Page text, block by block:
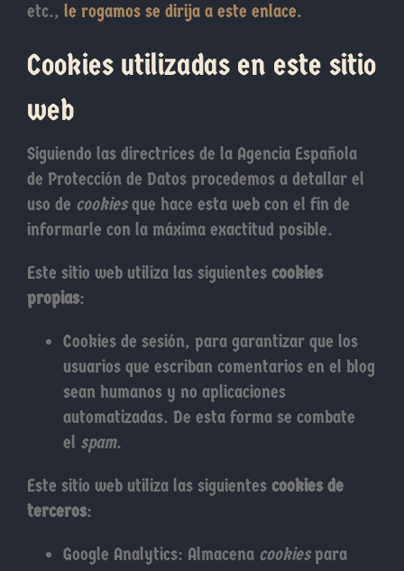
etc., le rogamos se dirija a este enlace.
Cookies utilizadas en este sitio
web
Siguiendo las directrices de la Agencia Española
de Protección de Datos procedemos a detallar el
uso de cookiesque hace esta web con el fin de
informarle con la máxima exactitud posible.
Este sitio web utiliza las siguientes cookies
propias:
Cookies de sesión, para garantizar que los
usuarios que escriban comentarios en el blog
sean humanos y no aplicaciones
automatizadas. De esta forma se combate
el spam.
Este sitio web utiliza las siguientes cookies de
terceros:
Google Analytics: Almacena cookiespara